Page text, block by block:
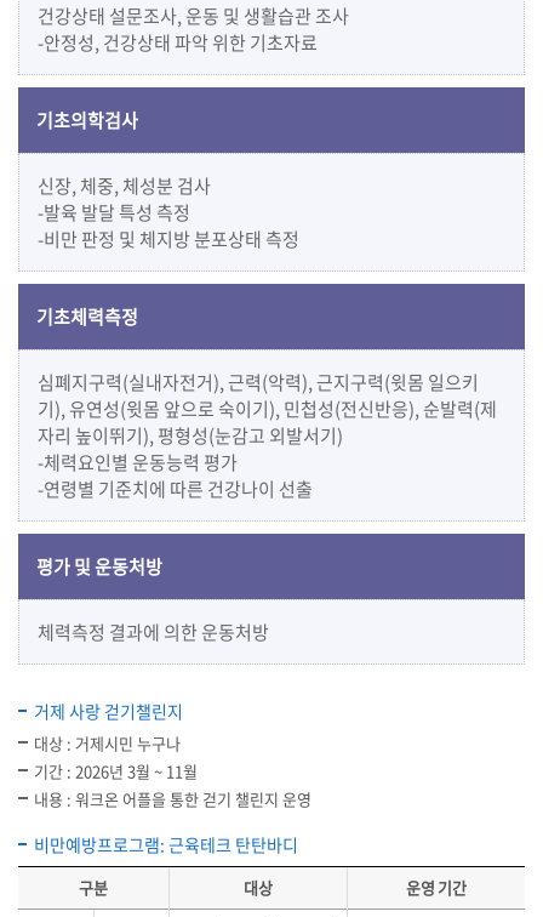
건강상태 설문조사, 운동 및 생활습관 조사
-안정성, 건강상태 파악 위한 기초자료
기초의학검사
신장, 체중, 체성분 검사
-발육 발달 특성 측정
-비만 판정 및 체지방 분포상태 측정
기초체력측정
심폐지구력(실내자전거), 근력(악력), 근지구력(윗몸 일으키
기), 유연성(윗몸 앞으로 숙이기), 민첩성(전신반응), 순발력(제
자리 높이뛰기), 평형성(눈감고 외발서기)
-체력요인별 운동능력 평가
-연령별 기준치에 따른 건강나이 선출
평가 및 운동처방
체력측정 결과에 의한 운동처방
거제 사랑 걷기챌린지
대상 : 거제시민 누구나
기간 : 2026년 3월 ~ 11월
내용 : 워크온 어플을 통한 걷기 챌린지 운영
비만예방프로그램: 근육테크 탄탄바디
구분 대상 운영 기간